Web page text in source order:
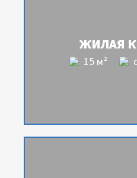
ЖИЛАЯ
15 м²